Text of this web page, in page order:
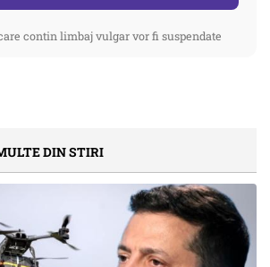
contin limbaj vulgar vor fi suspendate
DIN STIRI